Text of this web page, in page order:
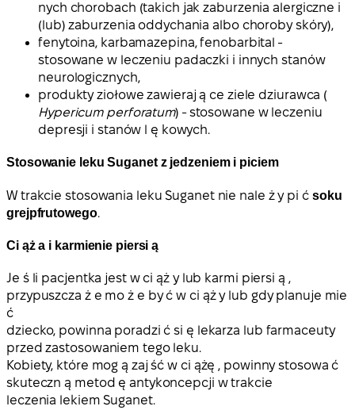
nych chorobach (takich jak zaburzenia alergiczne i
(lub) zaburzenia oddychania albo choroby skóry),
fenytoina, karbamazepina, fenobarbital -
stosowane w leczeniu padaczki i innych stanów
neurologicznych,
produkty ziołowe zawieraj ą ce ziele dziurawca (
Hypericum perforatum) - stosowane w leczeniu
depresji i stanów l ę kowych.
Stosowanie leku Suganet z jedzeniem i piciem
W trakcie stosowania leku Suganet nie nale ż y pi ć soku
grejpfrutowego.
Ci ąż a i karmienie piersi ą
Je ś li pacjentka jest w ci ąż y lub karmi piersi ą ,
przypuszcza ż e mo ż e by ć w ci ąż y lub gdy planuje mie
ć
dziecko, powinna poradzi ć si ę lekarza lub farmaceuty
przed zastosowaniem tego leku.
Kobiety, które mog ą zaj ść w ci ążę , powinny stosowa ć
skuteczn ą metod ę antykoncepcji w trakcie
leczenia lekiem Suganet.